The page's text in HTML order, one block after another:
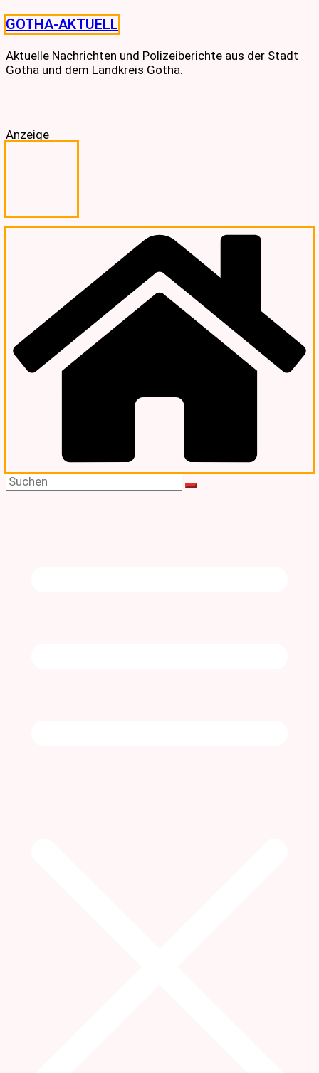
Skip
to
content
GOTHA-AKTUELL
Aktuelle Nachrichten und Polizeiberichte aus der Stadt
Gotha und dem Landkreis Gotha.
Anzeige